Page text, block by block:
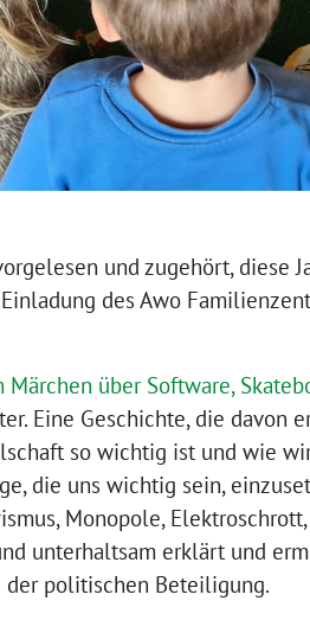
und zugehört, diese
des Awo
Märchen über Software,
Eine Geschichte, die davon
so wichtig ist und wie
die uns wichtig sein,
Monopole,
unterhaltsam erklärt und
der politischen Beteiligung.